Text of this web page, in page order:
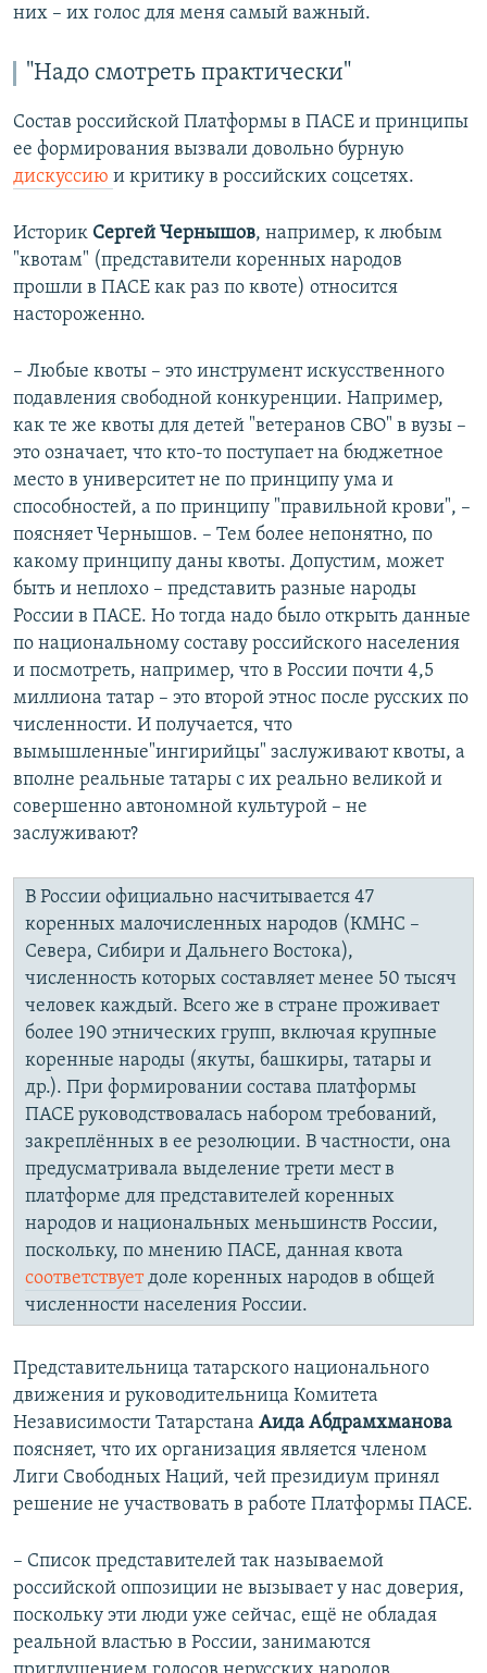
них – их голос для меня самый важный.
"Надо смотреть практически"
Состав российской Платформы в ПАСЕ и принципы
ее формирования вызвали довольно бурную
дискуссию и критику в российских соцсетях.
Историк Сергей Чернышов, например, к любым
"квотам" (представители коренных народов
прошли в ПАСЕ как раз по квоте) относится
настороженно.
– Любые квоты – это инструмент искусственного
подавления свободной конкуренции. Например,
как те же квоты для детей "ветеранов СВО" в вузы –
это означает, что кто-то поступает на бюджетное
место в университет не по принципу ума и
способностей, а по принципу "правильной крови", –
поясняет Чернышов. – Тем более непонятно, по
какому принципу даны квоты. Допустим, может
быть и неплохо – представить разные народы
России в ПАСЕ. Но тогда надо было открыть данные
по национальному составу российского населения
и посмотреть, например, что в России почти 4,5
миллиона татар – это второй этнос после русских по
численности. И получается, что
вымышленные"ингирийцы" заслуживают квоты, а
вполне реальные татары с их реально великой и
совершенно автономной культурой – не
заслуживают?
В России официально насчитывается 47
коренных малочисленных народов (КМНС –
Севера, Сибири и Дальнего Востока),
численность которых составляет менее 50 тысяч
человек каждый. Всего же в стране проживает
более 190 этнических групп, включая крупные
коренные народы (якуты, башкиры, татары и
др.). При формировании состава платформы
ПАСЕ руководствовалась набором требований,
закреплённых в ее резолюции. В частности, она
предусматривала выделение трети мест в
платформе для представителей коренных
народов и национальных меньшинств России,
поскольку, по мнению ПАСЕ, данная квота
соответствуетдоле коренных народов в общей
численности населения России.
Представительница татарского национального
движения и руководительница Комитета
Независимости Татарстана Аида Абдрамхманова
поясняет, что их организация является членом
Лиги Свободных Наций, чей президиум принял
решение не участвовать в работе Платформы ПАСЕ.
– Список представителей так называемой
российской оппозиции не вызывает у нас доверия,
поскольку эти люди уже сейчас, ещё не обладая
реальной властью в России, занимаются